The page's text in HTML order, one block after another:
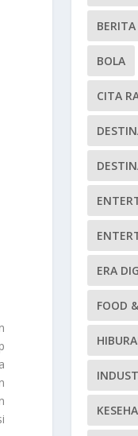
BOLA
CITA
ERA
FOOD